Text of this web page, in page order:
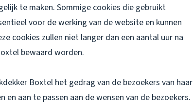
te maken. Sommige cookies die gebruikt
voor de werking van de website en kunnen
cookies zullen niet langer dan een aantal uur na
bewaard worden.
Boxtel het gedrag van de bezoekers van haar
aan te passen aan de wensen van de bezoekers.